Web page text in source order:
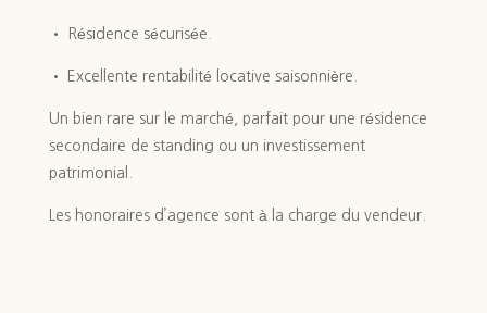
• Résidence sécurisée.
• Excellente rentabilité locative saisonnière.
Un bien rare sur le marché, parfait pour une résidence
secondaire de standing ou un investissement
patrimonial.
Les honoraires d’agence sont à la charge du vendeur.